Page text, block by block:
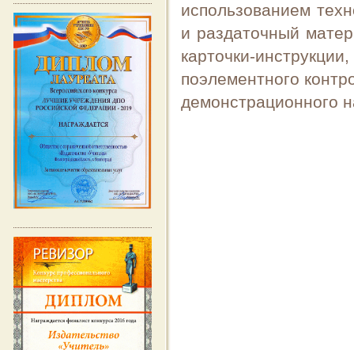
использованием
и раздаточный
карточки-
поэлементного
демонстрационного